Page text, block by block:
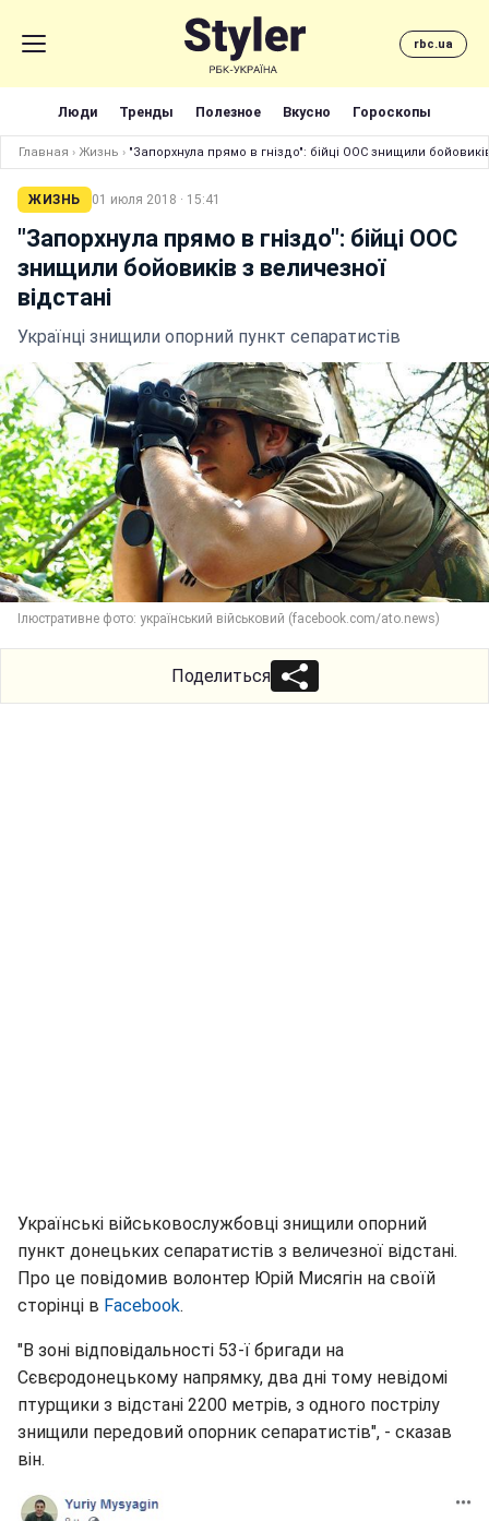
rbc.ua
Люди Тренды Полезное Вкусно Гороскопы
Главная › Жизнь › "Запорхнула прямо в гніздо": бійці ООС знищили
ЖИЗНЬ 01 июля 2018 · 15:41
"Запорхнула прямо в гніздо": бійці ООС
знищили бойовиків з величезної
відстані
Українці знищили опорний пункт сепаратистів
Ілюстративне фото: український військовий (facebook.com/ato.news)
Поделиться
Українські військовослужбовці знищили опорний
пункт донецьких сепаратистів з величезної відстані.
Про це повідомив волонтер Юрій Мисягін на своїй
сторінці в Facebook.
"В зоні відповідальності 53-ї бригади на
Сєвєродонецькому напрямку, два дні тому невідомі
птурщики з відстані 2200 метрів, з одного пострілу
знищили передовий опорник сепаратистів", - сказав
він.